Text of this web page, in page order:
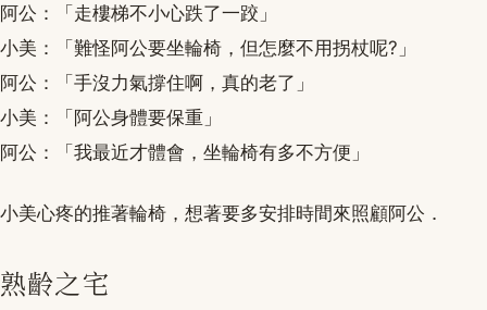
阿公：「走樓梯不小心跌了一跤」
小美：「難怪阿公要坐輪椅，但怎麼不用拐杖呢?」
阿公：「手沒力氣撐住啊，真的老了」
小美：「阿公身體要保重」
阿公：「我最近才體會，坐輪椅有多不方便」
小美心疼的推著輪椅，想著要多安排時間來照顧阿公．
熟齡之宅